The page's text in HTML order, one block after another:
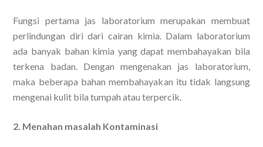
Fungsi pertama jas laboratorium merupakan membuat
perlindungan diri dari cairan kimia. Dalam laboratorium
ada banyak bahan kimia yang dapat membahayakan bila
terkena badan. Dengan mengenakan jas laboratorium,
maka beberapa bahan membahayakan itu tidak langsung
mengenai kulit bila tumpah atau terpercik.
2. Menahan masalah Kontaminasi